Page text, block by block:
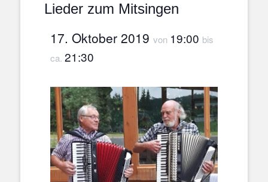
Lieder zum Mitsingen
17. Oktober 2019 von 19:00 bis
ca. 21:30